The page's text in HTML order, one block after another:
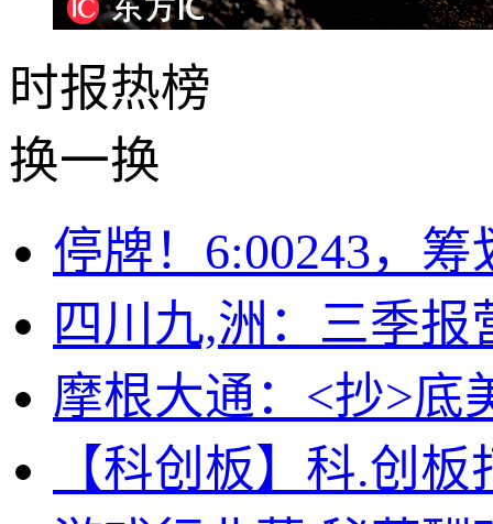
时报热榜
换一换
停牌！6:00243，筹
四川九,洲：三季报
摩根大通：<抄>底
【科创板】科.创